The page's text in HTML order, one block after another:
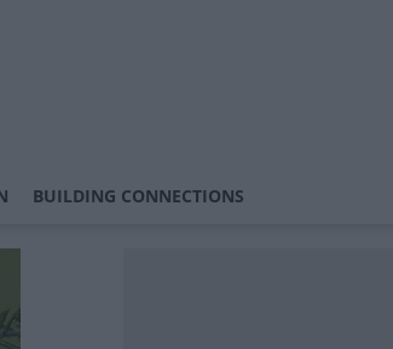
BUILDING CONNECTIONS